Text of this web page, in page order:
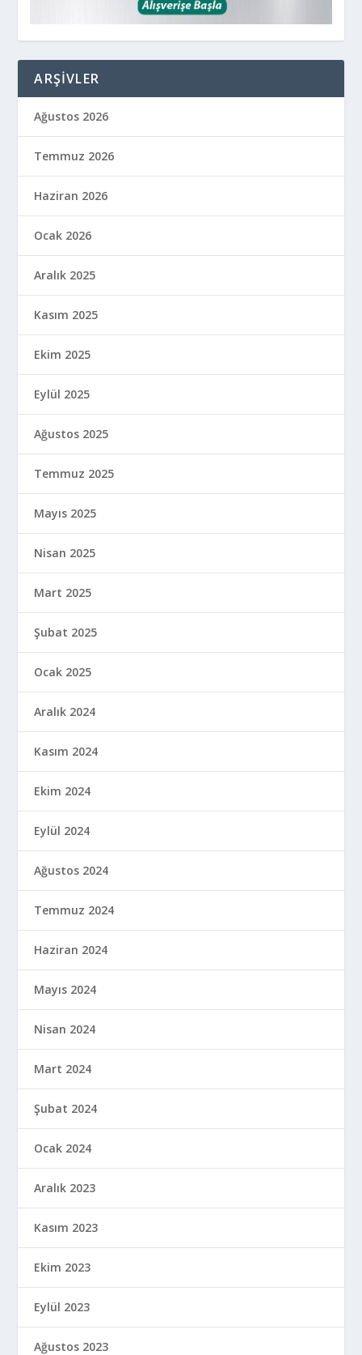
ARŞIVLER
Ağustos 2026
Temmuz 2026
Haziran 2026
Ocak 2026
Aralık 2025
Kasım 2025
Ekim 2025
Eylül 2025
Ağustos 2025
Temmuz 2025
Mayıs 2025
Nisan 2025
Mart 2025
Şubat 2025
Ocak 2025
Aralık 2024
Kasım 2024
Ekim 2024
Eylül 2024
Ağustos 2024
Temmuz 2024
Haziran 2024
Mayıs 2024
Nisan 2024
Mart 2024
Şubat 2024
Ocak 2024
Aralık 2023
Kasım 2023
Ekim 2023
Eylül 2023
Ağustos 2023